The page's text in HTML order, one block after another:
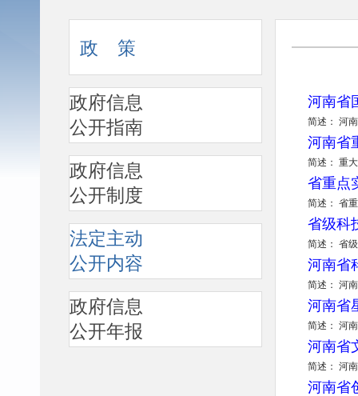
政 策
政府信息
公开指南
政府信息
公开制度
法定主动
公开内容
政府信息
公开年报
河南省
简述： 河
河南省
简述： 重
省重点
简述： 省
省级科
简述： 省
河南省
简述： 河
河南省
简述： 河
河南省
简述： 河
河南省